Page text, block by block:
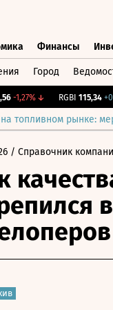
Финансы
Город
-1,27%↓ RGBI 115,34
топливном рынке:
/ Справочник